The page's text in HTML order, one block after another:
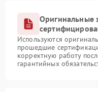
Оригинальные
Используются
прошедшие
корректную работу
гарантийных